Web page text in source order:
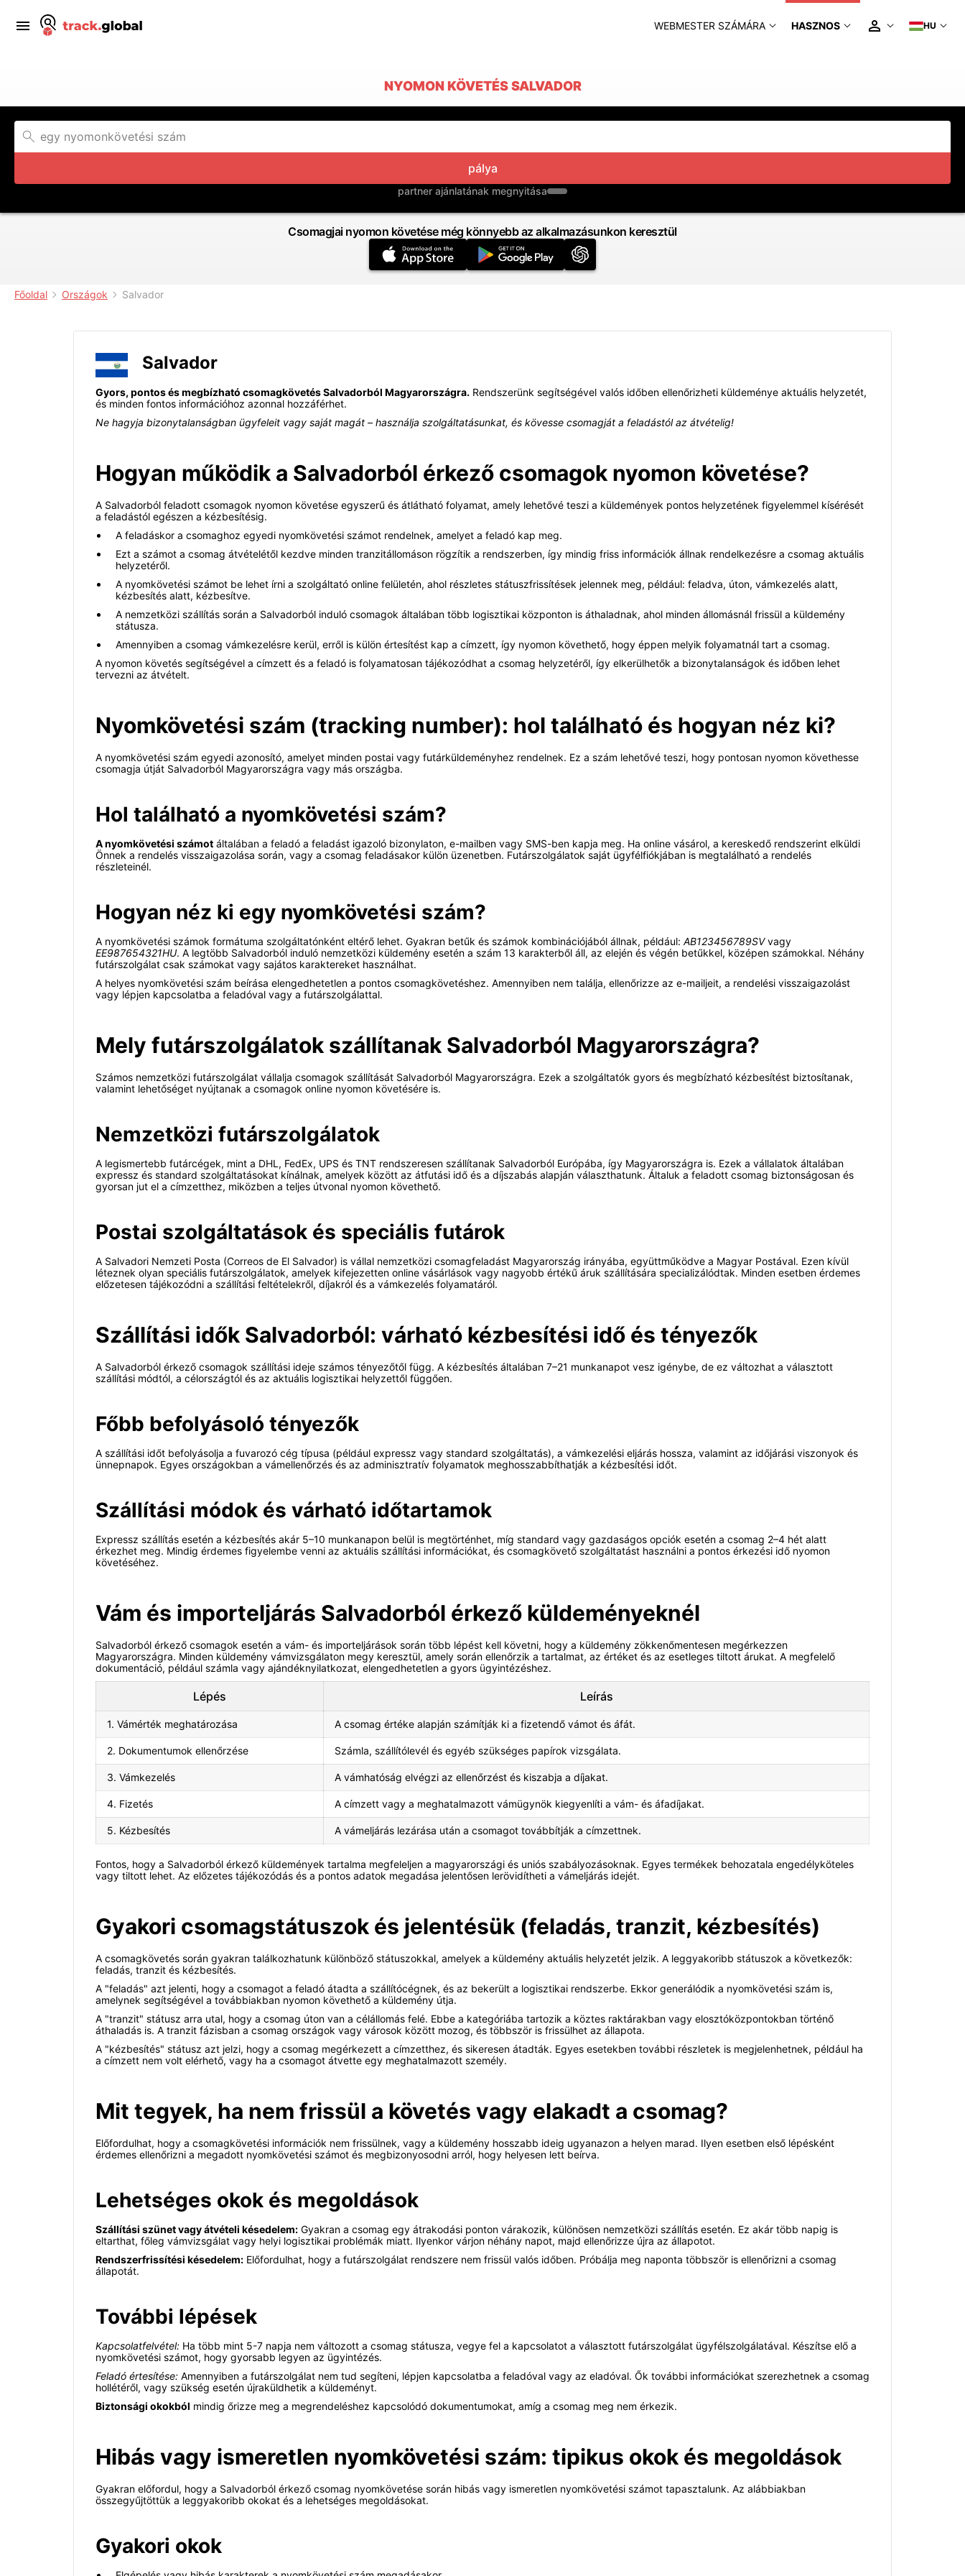
WEBMESTER SZÁMÁRA HASZNOS HU
NYOMON KÖVETÉS SALVADOR
pálya
partner ajánlatának megnyitása
Csomagjai nyomon követése még könnyebb az alkalmazásunkon keresztül
Főoldal Országok Salvador
Salvador
Gyors, pontos és megbízható csomagkövetés Salvadorból Magyarországra. Rendszerünk segítségével valós időben ellenőrizheti küldeménye aktuális helyzetét,
és minden fontos információhoz azonnal hozzáférhet.
Ne hagyja bizonytalanságban ügyfeleit vagy saját magát – használja szolgáltatásunkat, és kövesse csomagját a feladástól az átvételig!
Hogyan működik a Salvadorból érkező csomagok nyomon követése?
A Salvadorból feladott csomagok nyomon követése egyszerű és átlátható folyamat, amely lehetővé teszi a küldemények pontos helyzetének figyelemmel kísérését
a feladástól egészen a kézbesítésig.
A feladáskor a csomaghoz egyedi nyomkövetési számot rendelnek, amelyet a feladó kap meg.
Ezt a számot a csomag átvételétől kezdve minden tranzitállomáson rögzítik a rendszerben, így mindig friss információk állnak rendelkezésre a csomag aktuális
helyzetéről.
A nyomkövetési számot be lehet írni a szolgáltató online felületén, ahol részletes státuszfrissítések jelennek meg, például: feladva, úton, vámkezelés alatt,
kézbesítés alatt, kézbesítve.
A nemzetközi szállítás során a Salvadorból induló csomagok általában több logisztikai központon is áthaladnak, ahol minden állomásnál frissül a küldemény
státusza.
Amennyiben a csomag vámkezelésre kerül, erről is külön értesítést kap a címzett, így nyomon követhető, hogy éppen melyik folyamatnál tart a csomag.
A nyomon követés segítségével a címzett és a feladó is folyamatosan tájékozódhat a csomag helyzetéről, így elkerülhetők a bizonytalanságok és időben lehet
tervezni az átvételt.
Nyomkövetési szám (tracking number): hol található és hogyan néz ki?
A nyomkövetési szám egyedi azonosító, amelyet minden postai vagy futárküldeményhez rendelnek. Ez a szám lehetővé teszi, hogy pontosan nyomon követhesse
csomagja útját Salvadorból Magyarországra vagy más országba.
Hol található a nyomkövetési szám?
A nyomkövetési számot általában a feladó a feladást igazoló bizonylaton, e-mailben vagy SMS-ben kapja meg. Ha online vásárol, a kereskedő rendszerint elküldi
Önnek a rendelés visszaigazolása során, vagy a csomag feladásakor külön üzenetben. Futárszolgálatok saját ügyfélfiókjában is megtalálható a rendelés
részleteinél.
Hogyan néz ki egy nyomkövetési szám?
A nyomkövetési számok formátuma szolgáltatónként eltérő lehet. Gyakran betűk és számok kombinációjából állnak, például: AB123456789SVvagy
EE987654321HU. A legtöbb Salvadorból induló nemzetközi küldemény esetén a szám 13 karakterből áll, az elején és végén betűkkel, középen számokkal. Néhány
futárszolgálat csak számokat vagy sajátos karaktereket használhat.
A helyes nyomkövetési szám beírása elengedhetetlen a pontos csomagkövetéshez. Amennyiben nem találja, ellenőrizze az e-mailjeit, a rendelési visszaigazolást
vagy lépjen kapcsolatba a feladóval vagy a futárszolgálattal.
Mely futárszolgálatok szállítanak Salvadorból Magyarországra?
Számos nemzetközi futárszolgálat vállalja csomagok szállítását Salvadorból Magyarországra. Ezek a szolgáltatók gyors és megbízható kézbesítést biztosítanak,
valamint lehetőséget nyújtanak a csomagok online nyomon követésére is.
Nemzetközi futárszolgálatok
A legismertebb futárcégek, mint a DHL, FedEx, UPS és TNT rendszeresen szállítanak Salvadorból Európába, így Magyarországra is. Ezek a vállalatok általában
expressz és standard szolgáltatásokat kínálnak, amelyek között az átfutási idő és a díjszabás alapján választhatunk. Általuk a feladott csomag biztonságosan és
gyorsan jut el a címzetthez, miközben a teljes útvonal nyomon követhető.
Postai szolgáltatások és speciális futárok
A Salvadori Nemzeti Posta (Correos de El Salvador) is vállal nemzetközi csomagfeladást Magyarország irányába, együttműködve a Magyar Postával. Ezen kívül
léteznek olyan speciális futárszolgálatok, amelyek kifejezetten online vásárlások vagy nagyobb értékű áruk szállítására specializálódtak. Minden esetben érdemes
előzetesen tájékozódni a szállítási feltételekről, díjakról és a vámkezelés folyamatáról.
Szállítási idők Salvadorból: várható kézbesítési idő és tényezők
A Salvadorból érkező csomagok szállítási ideje számos tényezőtől függ. A kézbesítés általában 7–21 munkanapot vesz igénybe, de ez változhat a választott
szállítási módtól, a célországtól és az aktuális logisztikai helyzettől függően.
Főbb befolyásoló tényezők
A szállítási időt befolyásolja a fuvarozó cég típusa (például expressz vagy standard szolgáltatás), a vámkezelési eljárás hossza, valamint az időjárási viszonyok és
ünnepnapok. Egyes országokban a vámellenőrzés és az adminisztratív folyamatok meghosszabbíthatják a kézbesítési időt.
Szállítási módok és várható időtartamok
Expressz szállítás esetén a kézbesítés akár 5–10 munkanapon belül is megtörténhet, míg standard vagy gazdaságos opciók esetén a csomag 2–4 hét alatt
érkezhet meg. Mindig érdemes figyelembe venni az aktuális szállítási információkat, és csomagkövető szolgáltatást használni a pontos érkezési idő nyomon
követéséhez.
Vám és importeljárás Salvadorból érkező küldeményeknél
Salvadorból érkező csomagok esetén a vám- és importeljárások során több lépést kell követni, hogy a küldemény zökkenőmentesen megérkezzen
Magyarországra. Minden küldemény vámvizsgálaton megy keresztül, amely során ellenőrzik a tartalmat, az értéket és az esetleges tiltott árukat. A megfelelő
dokumentáció, például számla vagy ajándéknyilatkozat, elengedhetetlen a gyors ügyintézéshez.
Lépés Leírás
1. Vámérték meghatározása A csomag értéke alapján számítják ki a fizetendő vámot és áfát.
2. Dokumentumok ellenőrzése Számla, szállítólevél és egyéb szükséges papírok vizsgálata.
3. Vámkezelés A vámhatóság elvégzi az ellenőrzést és kiszabja a díjakat.
4. Fizetés A címzett vagy a meghatalmazott vámügynök kiegyenlíti a vám- és áfadíjakat.
5. Kézbesítés A vámeljárás lezárása után a csomagot továbbítják a címzettnek.
Fontos, hogy a Salvadorból érkező küldemények tartalma megfeleljen a magyarországi és uniós szabályozásoknak. Egyes termékek behozatala engedélyköteles
vagy tiltott lehet. Az előzetes tájékozódás és a pontos adatok megadása jelentősen lerövidítheti a vámeljárás idejét.
Gyakori csomagstátuszok és jelentésük (feladás, tranzit, kézbesítés)
A csomagkövetés során gyakran találkozhatunk különböző státuszokkal, amelyek a küldemény aktuális helyzetét jelzik. A leggyakoribb státuszok a következők:
feladás, tranzit és kézbesítés.
A "feladás" azt jelenti, hogy a csomagot a feladó átadta a szállítócégnek, és az bekerült a logisztikai rendszerbe. Ekkor generálódik a nyomkövetési szám is,
amelynek segítségével a továbbiakban nyomon követhető a küldemény útja.
A "tranzit" státusz arra utal, hogy a csomag úton van a célállomás felé. Ebbe a kategóriába tartozik a köztes raktárakban vagy elosztóközpontokban történő
áthaladás is. A tranzit fázisban a csomag országok vagy városok között mozog, és többször is frissülhet az állapota.
A "kézbesítés" státusz azt jelzi, hogy a csomag megérkezett a címzetthez, és sikeresen átadták. Egyes esetekben további részletek is megjelenhetnek, például ha
a címzett nem volt elérhető, vagy ha a csomagot átvette egy meghatalmazott személy.
Mit tegyek, ha nem frissül a követés vagy elakadt a csomag?
Előfordulhat, hogy a csomagkövetési információk nem frissülnek, vagy a küldemény hosszabb ideig ugyanazon a helyen marad. Ilyen esetben első lépésként
érdemes ellenőrizni a megadott nyomkövetési számot és megbizonyosodni arról, hogy helyesen lett beírva.
Lehetséges okok és megoldások
Szállítási szünet vagy átvételi késedelem: Gyakran a csomag egy átrakodási ponton várakozik, különösen nemzetközi szállítás esetén. Ez akár több napig is
eltarthat, főleg vámvizsgálat vagy helyi logisztikai problémák miatt. Ilyenkor várjon néhány napot, majd ellenőrizze újra az állapotot.
Rendszerfrissítési késedelem: Előfordulhat, hogy a futárszolgálat rendszere nem frissül valós időben. Próbálja meg naponta többször is ellenőrizni a csomag
állapotát.
További lépések
Kapcsolatfelvétel: Ha több mint 5-7 napja nem változott a csomag státusza, vegye fel a kapcsolatot a választott futárszolgálat ügyfélszolgálatával. Készítse elő a
nyomkövetési számot, hogy gyorsabb legyen az ügyintézés.
Feladó értesítése: Amennyiben a futárszolgálat nem tud segíteni, lépjen kapcsolatba a feladóval vagy az eladóval. Ők további információkat szerezhetnek a csomag
hollétéről, vagy szükség esetén újraküldhetik a küldeményt.
Biztonsági okokból mindig őrizze meg a megrendeléshez kapcsolódó dokumentumokat, amíg a csomag meg nem érkezik.
Hibás vagy ismeretlen nyomkövetési szám: tipikus okok és megoldások
Gyakran előfordul, hogy a Salvadorból érkező csomag nyomkövetése során hibás vagy ismeretlen nyomkövetési számot tapasztalunk. Az alábbiakban
összegyűjtöttük a leggyakoribb okokat és a lehetséges megoldásokat.
Gyakori okok